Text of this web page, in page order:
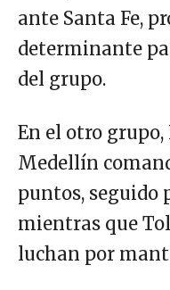
ante Santa Fe,
determinante
del grupo.
En el otro
Medellín
puntos, seguido
mientras que
luchan por